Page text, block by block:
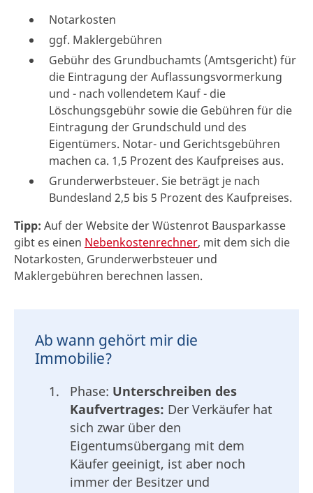
Notarkosten
ggf. Maklergebühren
Gebühr des Grundbuchamts (Amtsgericht) für
die Eintragung der Auflassungsvormerkung
und - nach vollendetem Kauf - die
Löschungsgebühr sowie die Gebühren für die
Eintragung der Grundschuld und des
Eigentümers. Notar- und Gerichtsgebühren
machen ca. 1,5 Prozent des Kaufpreises aus.
Grunderwerbsteuer. Sie beträgt je nach
Bundesland 2,5 bis 5 Prozent des Kaufpreises.
Tipp: Auf der Website der Wüstenrot Bausparkasse
gibt es einen Nebenkostenrechner, mit dem sich die
Notarkosten, Grunderwerbsteuer und
Maklergebühren berechnen lassen.
Ab wann gehört mir die
Immobilie?
Phase: Unterschreiben des
Kaufvertrages: Der Verkäufer hat
sich zwar über den
Eigentumsübergang mit dem
Käufer geeinigt, ist aber noch
immer der Besitzer und